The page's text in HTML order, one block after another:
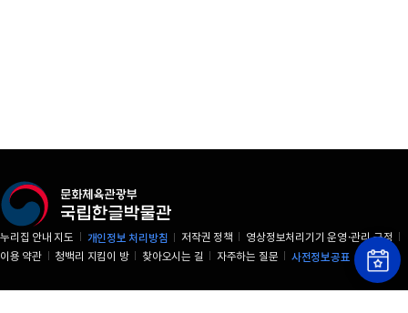
누리집 안내 지도 개인정보 처리방침 저작권 정책
영상정보처리기기 운영·관리 규정
이용 약관
청백리 지킴이 방 찾아오시는 길 자주하는 질문 사전정보공표